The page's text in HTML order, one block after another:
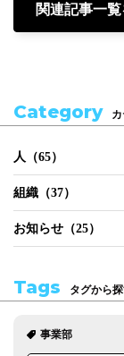
関連記事一
Category
人（65）
組織（37）
お知らせ（25）
Tags タグから
事業部